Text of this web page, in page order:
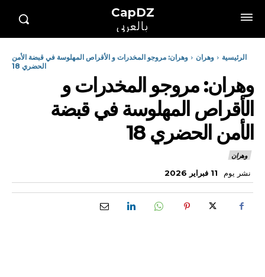
CapDZ
بالعربي
الرئيسية وهران
وهران: مروجو المخدرات و الأقراص المهلوسة في قبضة الأمن
الحضري 18
وهران: مروجو المخدرات و
الأقراص المهلوسة في قبضة
الأمن الحضري 18
وهران
نشر يوم 11 فبراير 2026